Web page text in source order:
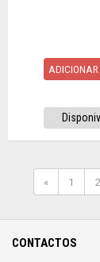
ADICIONAR
« 1 2
CONTACTOS